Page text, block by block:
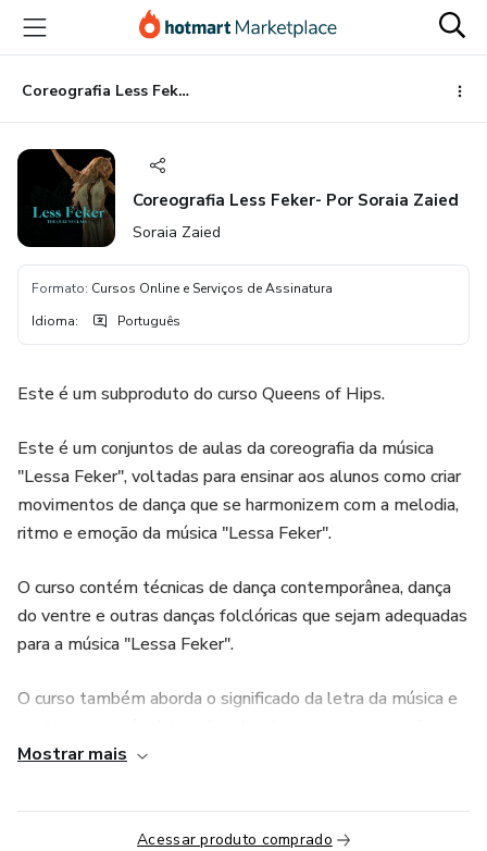
para
conteúdo
principal
para
pagamento
para
rodapé
Coreografia Less Feker- Por Soraia Zaied
Coreografia Less Feker- Por Soraia Zaied
Soraia Zaied
Formato: Cursos Online e Serviços de Assinatura
Idioma: Português
Este é um subproduto do curso Queens of Hips.
Este é um conjuntos de aulas da coreografia da música
"Lessa Feker", voltadas para ensinar aos alunos como criar
movimentos de dança que se harmonizem com a melodia,
ritmo e emoção da música "Lessa Feker".
O curso contém técnicas de dança contemporânea, dança
do ventre e outras danças folclóricas que sejam adequadas
para a música "Lessa Feker".
O curso também aborda o significado da letra da música e
mais profunda da conexão entre a música e a dança.
-
Mostrar mais
Acessar produto comprado